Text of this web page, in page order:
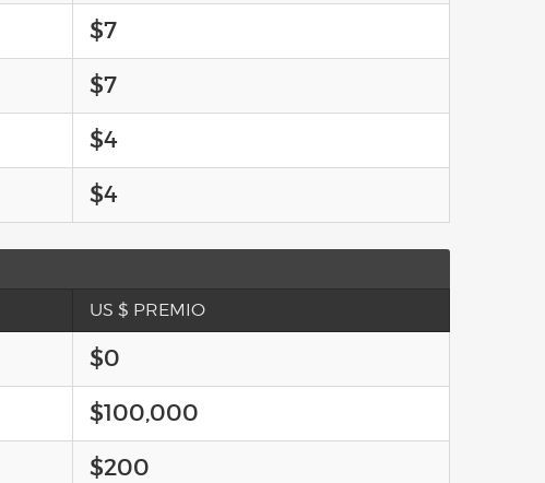
$7
$7
$4
$4
US $ PREMIO
$0
$100,000
$200